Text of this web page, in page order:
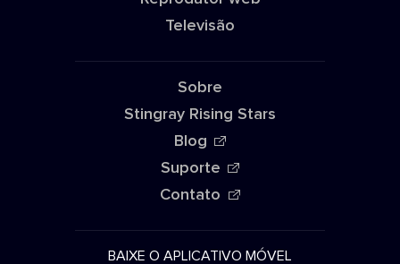
Televisão
Sobre
Stingray Rising Stars
Blog
Suporte
Contato
BAIXE O APLICATIVO MÓVEL